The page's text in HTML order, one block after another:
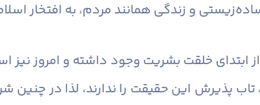
و زندگی همانند مردم، به افتخار
از ابتدای خلقت بشریت وجود داشته و امروز
تاب پذیرش این حقیقت را ندارند، لذا در